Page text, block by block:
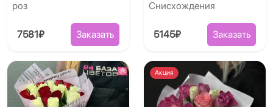
роз
7581₽ Заказать
Снисхождения
5145₽ Заказать
Акция